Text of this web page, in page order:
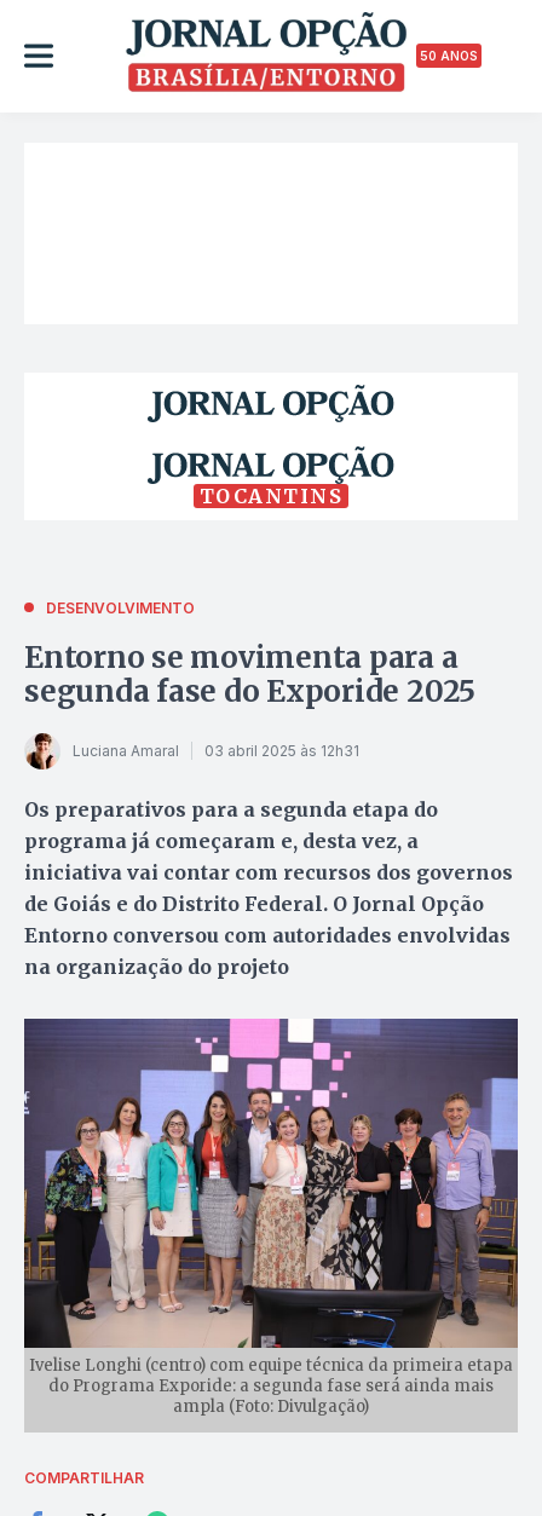
50 ANOS
TOCANTINS
DESENVOLVIMENTO
Entorno se movimenta para a
segunda fase do Exporide 2025
Luciana Amaral 03 abril 2025 às 12h31
Os preparativos para a segunda etapa do
programa já começaram e, desta vez, a
iniciativa vai contar com recursos dos governos
de Goiás e do Distrito Federal. O Jornal Opção
Entorno conversou com autoridades envolvidas
na organização do projeto
Ivelise Longhi (centro) com equipe técnica da primeira etapa
do Programa Exporide: a segunda fase será ainda mais
ampla (Foto: Divulgação)
COMPARTILHAR